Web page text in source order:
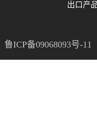
出口产
鲁ICP备09068093号-11